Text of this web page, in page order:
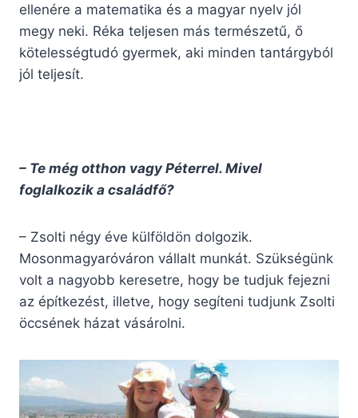
ellenére a matematika és a magyar nyelv jól
megy neki. Réka teljesen más természetű, ő
kötelességtudó gyermek, aki minden tantárgyból
jól teljesít.
– Te még otthon vagy Péterrel. Mivel
foglalkozik a családfő?
– Zsolti négy éve külföldön dolgozik.
Mosonmagyaróváron vállalt munkát. Szükségünk
volt a nagyobb keresetre, hogy be tudjuk fejezni
az építkezést, illetve, hogy segíteni tudjunk Zsolti
öccsének házat vásárolni.